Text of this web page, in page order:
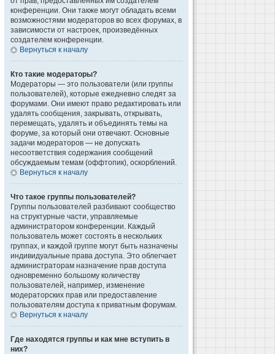
конференции. Они также могут обладать всеми
возможностями модераторов во всех форумах, в
зависимости от настроек, произведённых
создателем конференции.
Вернуться к началу
Кто такие модераторы?
Модераторы — это пользователи (или группы
пользователей), которые ежедневно следят за
форумами. Они имеют право редактировать или
удалять сообщения, закрывать, открывать,
перемещать, удалять и объединять темы на
форуме, за который они отвечают. Основные
задачи модераторов — не допускать
несоответствия содержания сообщений
обсуждаемым темам (оффтопик), оскорблений.
Вернуться к началу
Что такое группы пользователей?
Группы пользователей разбивают сообщество
на структурные части, управляемые
администратором конференции. Каждый
пользователь может состоять в нескольких
группах, и каждой группе могут быть назначены
индивидуальные права доступа. Это облегчает
администраторам назначение прав доступа
одновременно большому количеству
пользователей, например, изменение
модераторских прав или предоставление
пользователям доступа к приватным форумам.
Вернуться к началу
Где находятся группы и как мне вступить в
них?